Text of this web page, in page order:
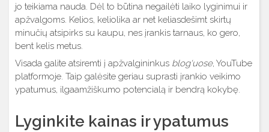
jo teikiama nauda. Dėl to būtina negailėti laiko lyginimui ir
apžvalgoms. Kelios, keliolika ar net keliasdešimt skirtų
minučių atsipirks su kaupu, nes įrankis tarnaus, ko gero,
bent kelis metus.
Visada galite atsiremti į apžvalgininkus blog‘uose, YouTube
platformoje. Taip galėsite geriau suprasti įrankio veikimo
ypatumus, ilgaamžiškumo potencialą ir bendrą kokybę.
Lyginkite kainas ir ypatumus